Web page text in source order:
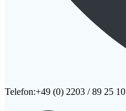
Telefon:+49 (0) 2203 / 89 25 10